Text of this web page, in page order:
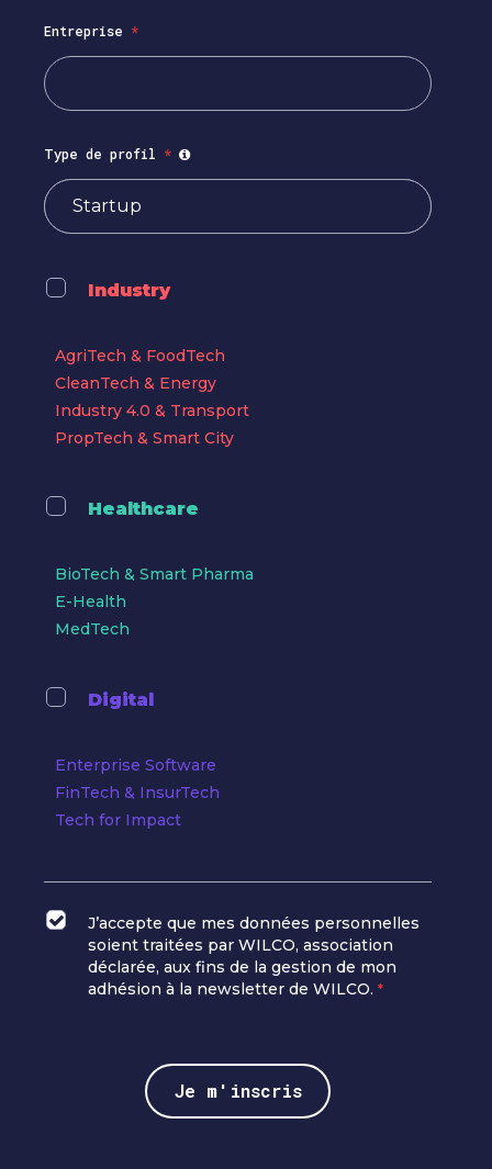
Entreprise *
Type de profil *
Industry
AgriTech & FoodTech
CleanTech & Energy
Industry 4.0 & Transport
PropTech & Smart City
Healthcare
BioTech & Smart Pharma
E-Health
MedTech
Digital
Enterprise Software
FinTech & InsurTech
Tech for Impact
J’accepte que mes données personnelles
soient traitées par WILCO, association
déclarée, aux fins de la gestion de mon
adhésion à la newsletter de WILCO. *